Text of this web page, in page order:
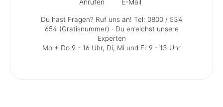
Du hast Fragen? Ruf uns an! Tel: 0800 / 534
654 (Gratisnummer) · Du erreichst unsere
Experten
Mo + Do 9 - 16 Uhr, Di, Mi und Fr 9 - 13 Uhr